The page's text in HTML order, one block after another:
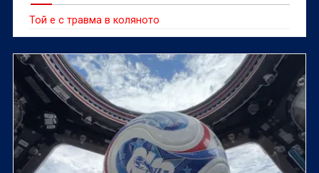
Той е с травма в коляното